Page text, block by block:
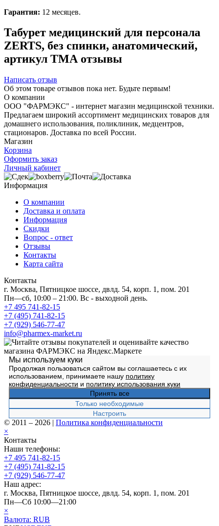
Гарантия: 12 месяцев.
Табурет медицинский для персонала
ZERTS, без спинки, анатомический,
артикул ТМА отзывы
Написать отзыв
Об этом товаре отзывов пока нет. Будьте первым!
О компании
ООО "ФАРМЭКС" - интернет магазин медицинской техники.
Предлагаем широкий ассортимент медицинских товаров для
домашнего использования, поликлиник, медцентров,
стационаров. Доставка по всей России.
Магазин
Корзина
Оформить заказ
Личный кабинет
Информация
О компании
Доставка и оплата
Информация
Скидки
Вопрос - ответ
Отзывы
Контакты
Карта сайта
Контакты
г. Москва, Пятницкое шоссе, двлд. 54, корп. 1, пом. 201
Пн—сб, 10:00 – 21:00. Вс - выходной день.
+7 495 741-82-15
+7 (495) 741-82-15
+7 (929) 546-77-47
info@pharmex-market.ru
Мы используем куки
Продолжая пользоваться сайтом вы соглашаетесь с их
использованием, принимаете нашу политику
конфиденциальности и политику использования куки
Принять все
Только необходимые
Настроить
© 2011 – 2026 | Политика конфиденциальности
×
Контакты
Наши телефоны:
+7 495 741-82-15
+7 (495) 741-82-15
+7 (929) 546-77-47
Наш адрес:
г. Москва, Пятницкое шоссе, двлд. 54, корп. 1, пом. 201
Пн—Сб 10:00—21:00
×
Валюта: RUB